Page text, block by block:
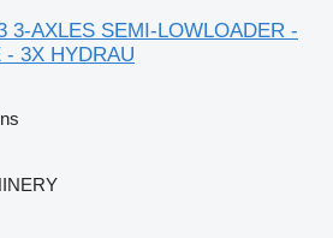
3-AXLES SEMI-LOWLOADER -
- 3X HYDRAU